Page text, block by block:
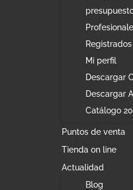
Registrados
Mi perfil
Descargar
Descargar
Catálogo
Puntos de venta
Tienda on line
Actualidad
Blog